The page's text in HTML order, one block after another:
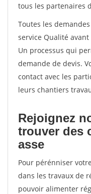
tous les partenaires
Toutes les
service Qualité
Un processus qui
demande de devis.
contact avec les
leurs chantiers
Rejoignez
trouver des
asse
Pour pérénniser
dans les travaux de
pouvoir alimenter